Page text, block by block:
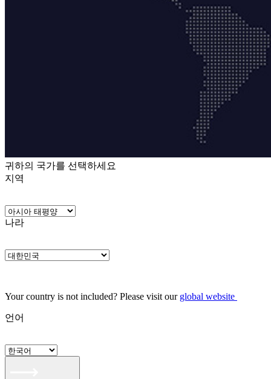
귀하의 국가를 선택하세요
지역
나라
Your country is not included? Please visit our global website
언어